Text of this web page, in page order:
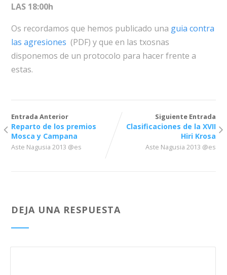
LAS 18:00h
Os recordamos que hemos publicado una guia contra
las agresiones (PDF) y que en las txosnas
disponemos de un protocolo para hacer frente a
estas.
Entrada Anterior
Reparto de los premios
Mosca y Campana
Aste Nagusia 2013 @es
Siguiente Entrada
Clasificaciones de la XVII
Hiri Krosa
Aste Nagusia 2013 @es
DEJA UNA RESPUESTA